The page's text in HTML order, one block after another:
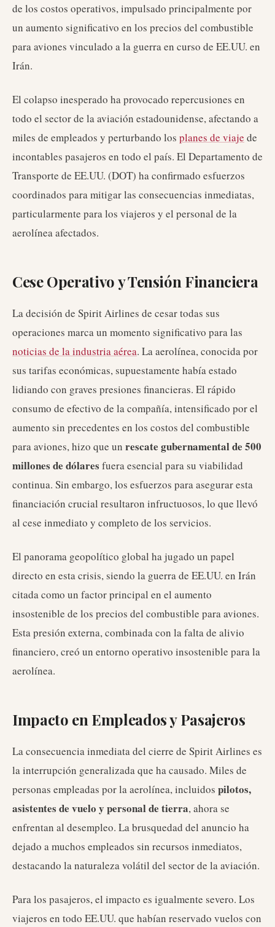
de los costos operativos, impulsado principalmente por
un aumento significativo en los precios del combustible
para aviones vinculado a la guerra en curso de EE.UU. en
Irán.
El colapso inesperado ha provocado repercusiones en
todo el sector de la aviación estadounidense, afectando a
miles de empleados y perturbando los planes de viaje de
incontables pasajeros en todo el país. El Departamento de
Transporte de EE.UU. (DOT) ha confirmado esfuerzos
coordinados para mitigar las consecuencias inmediatas,
particularmente para los viajeros y el personal de la
aerolínea afectados.
Cese Operativo y Tensión Financiera
La decisión de Spirit Airlines de cesar todas sus
operaciones marca un momento significativo para las
noticias de la industria aérea. La aerolínea, conocida por
sus tarifas económicas, supuestamente había estado
lidiando con graves presiones financieras. El rápido
consumo de efectivo de la compañía, intensificado por el
aumento sin precedentes en los costos del combustible
para aviones, hizo que un rescate gubernamental de 500
millones de dólares fuera esencial para su viabilidad
continua. Sin embargo, los esfuerzos para asegurar esta
financiación crucial resultaron infructuosos, lo que llevó
al cese inmediato y completo de los servicios.
El panorama geopolítico global ha jugado un papel
directo en esta crisis, siendo la guerra de EE.UU. en Irán
citada como un factor principal en el aumento
insostenible de los precios del combustible para aviones.
Esta presión externa, combinada con la falta de alivio
financiero, creó un entorno operativo insostenible para la
aerolínea.
Impacto en Empleados y Pasajeros
La consecuencia inmediata del cierre de Spirit Airlines es
la interrupción generalizada que ha causado. Miles de
personas empleadas por la aerolínea, incluidos pilotos,
asistentes de vuelo y personal de tierra, ahora se
enfrentan al desempleo. La brusquedad del anuncio ha
dejado a muchos empleados sin recursos inmediatos,
destacando la naturaleza volátil del sector de la aviación.
Para los pasajeros, el impacto es igualmente severo. Los
viajeros en todo EE.UU. que habían reservado vuelos con